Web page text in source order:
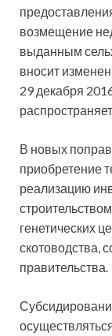
возмещение
выданным
вносит
29 декабря
В новых
приобретение
реализацию
генетических
скотоводства,
правительства.